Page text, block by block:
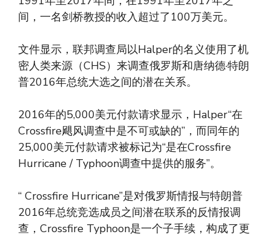
间，一名剑桥教授的收入超过了100万美元。
文件显示，联邦调查局以Halper的名义使用了机
密人类来源（CHS）来调查俄罗斯和唐纳德·特朗
普2016年总统大选之间的潜在关系。
2016年的5,000美元付款请求显示，Halper“在
Crossfire飓风调查中是不可或缺的”，而同年的
25,000美元付款请求被标记为“是在Crossfire
Hurricane / Typhoon调查中提供的服务”。
“ Crossfire Hurricane”是对俄罗斯情报与特朗普
2016年总统竞选成员之间潜在联系的反情报调
查，Crossfire Typhoon是一个子手续，构成了更